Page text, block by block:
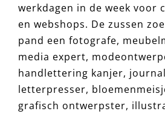
werkdagen in de week voor
en webshops. De zussen
pand een fotografe,
media expert,
handlettering kanjer,
letterpresser,
grafisch ontwerpster,